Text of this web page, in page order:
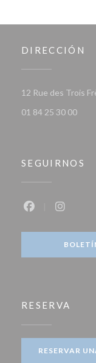
DIRECCIÓN
12 Rue des Trois
01 84 25 30 00
SEGUIRNOS
RESERVA
RESERVAR